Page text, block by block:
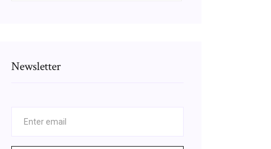
Newsletter